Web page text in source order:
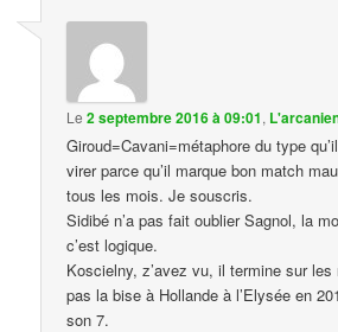
Le2 septembre 2016 à 09:01,
Giroud=Cavani=métaphore du type
virer parce qu’il marque bon match
tous les mois. Je souscris.
Sidibé n’a pas fait oublier Sagnol, la
c’est logique.
Koscielny, z’avez vu, il termine sur
pas la bise à Hollande à l’Elysée en
son 7.